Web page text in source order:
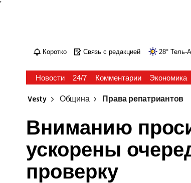
'
Коротко Связь с редакцией 28° Тель-
Новости 24/7 Комментарии Экономика
Vesty Община Права репатриантов
Вниманию
ускорены
проверку